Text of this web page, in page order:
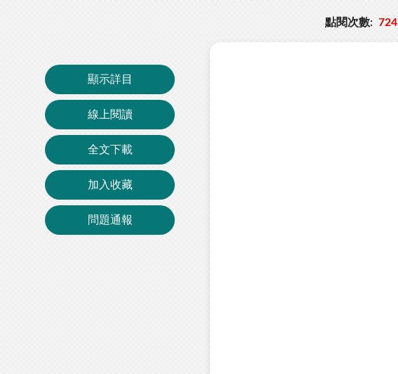
點閱次數: 724
顯示詳目
線上閱讀
全文下載
加入收藏
問題通報